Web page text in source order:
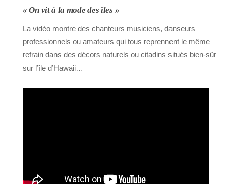
« On vit à la mode des îles »
La vidéo montre des chanteurs musiciens, danseurs
professionnels ou amateurs qui tous reprennent le même
refrain dans des décors naturels ou citadins situés bien-sûr
sur l’île d’Hawaii…